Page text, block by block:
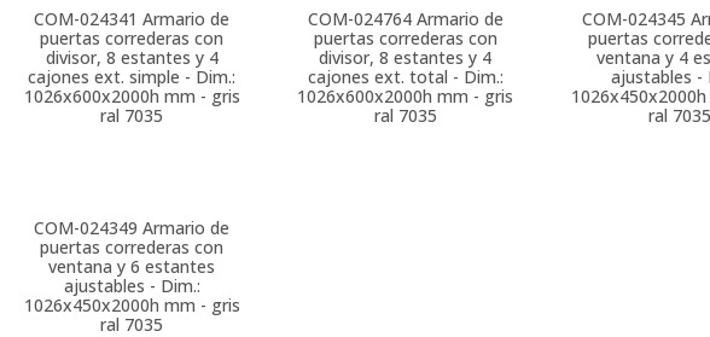
COM-024341 Armario de
puertas correderas con
divisor, 8 estantes y 4
cajones ext. simple - Dim.:
1026x600x2000h mm - gris
ral 7035
COM-024764 Armario de
puertas correderas con
divisor, 8 estantes y 4
cajones ext. total - Dim.:
1026x600x2000h mm - gris
ral 7035
COM-024345
puertas
ventana y 4
ajustables -
ral 7035
COM-024349 Armario de
puertas correderas con
ventana y 6 estantes
ajustables - Dim.:
1026x450x2000h mm - gris
ral 7035